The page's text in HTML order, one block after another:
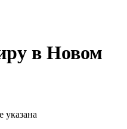
в Новом
указана